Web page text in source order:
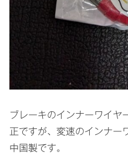
ブレーキのインナーワイヤ
正ですが、変速のインナ
中国製です。